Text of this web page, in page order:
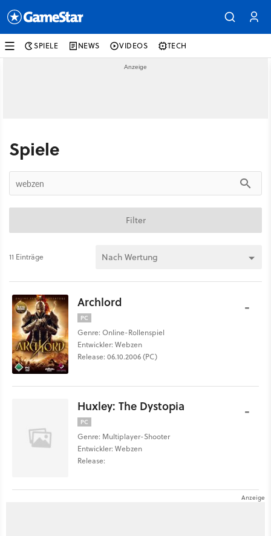
SPIELE NEWS VIDEOS TECH
Spiele
Filter
11 Einträge
Archlord
PC
Genre: Online-Rollenspiel
Entwickler: Webzen
Release: 06.10.2006 (PC)
-
Huxley: The Dystopia
PC
Genre: Multiplayer-Shooter
Entwickler: Webzen
Release:
-